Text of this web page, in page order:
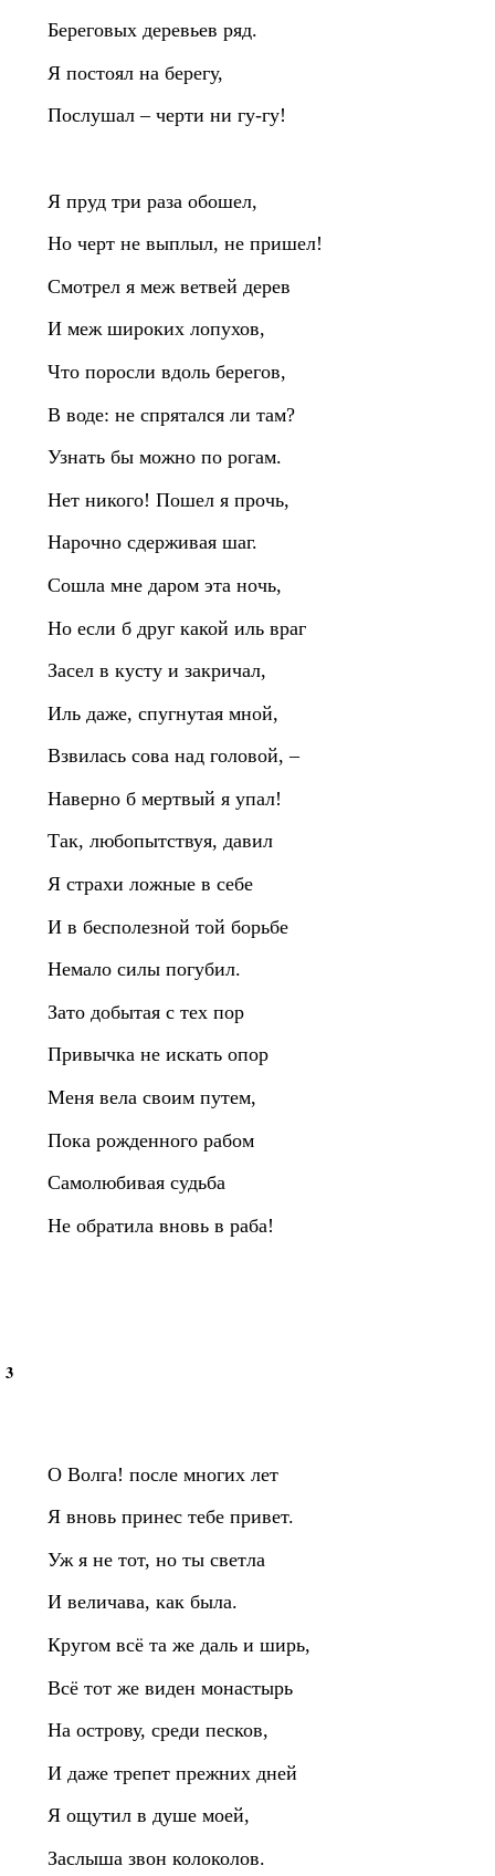
Береговых деревьев ряд.
Я постоял на берегу,
Послушал – черти ни гу‑гу!
Я пруд три раза обошел,
Но черт не выплыл, не пришел!
Смотрел я меж ветвей дерев
И меж широких лопухов,
Что поросли вдоль берегов,
В воде: не спрятался ли там?
Узнать бы можно по рогам.
Нет никого! Пошел я прочь,
Нарочно сдерживая шаг.
Сошла мне даром эта ночь,
Но если б друг какой иль враг
Засел в кусту и закричал,
Иль даже, спугнутая мной,
Взвилась сова над головой, –
Наверно б мертвый я упал!
Так, любопытствуя, давил
Я страхи ложные в себе
И в бесполезной той борьбе
Немало силы погубил.
Зато добытая с тех пор
Привычка не искать опор
Меня вела своим путем,
Пока рожденного рабом
Самолюбивая судьба
Не обратила вновь в раба!
3
О Волга! после многих лет
Я вновь принес тебе привет.
Уж я не тот, но ты светла
И величава, как была.
Кругом всё та же даль и ширь,
Всё тот же виден монастырь
На острову, среди песков,
И даже трепет прежних дней
Я ощутил в душе моей,
Заслыша звон колоколов.